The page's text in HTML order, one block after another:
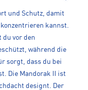
und Schutz, damit
kannst.
du vor den
während die
sorgt, dass du bei
Die Mandorak II ist
designt. Der